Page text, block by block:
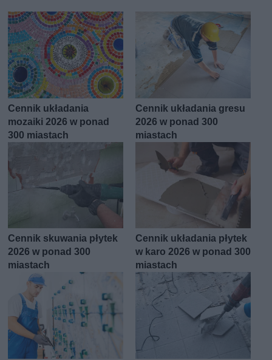
Cennik układania
mozaiki 2026 w ponad
300 miastach
Cennik układania gresu
2026 w ponad 300
miastach
Cennik skuwania płytek
2026 w ponad 300
miastach
Cennik układania płytek
w karo 2026 w ponad 300
miastach